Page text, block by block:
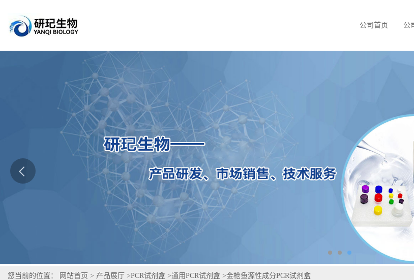
公司首页 公
您当前的位置： 网站首页 > 产品展厅 >PCR试剂盒 >通用PCR试剂盒 >金枪鱼源性成分PCR试剂盒